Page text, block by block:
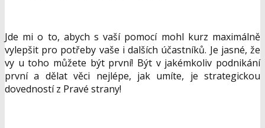
Jde mi o to, abych s vaší pomocí mohl kurz maximálně
vylepšit pro potřeby vaše i dalších účastníků. Je jasné, že
vy u toho můžete být první! Být v jakémkoliv podnikání
první a dělat věci nejlépe, jak umíte, je strategickou
dovedností z Pravé strany!